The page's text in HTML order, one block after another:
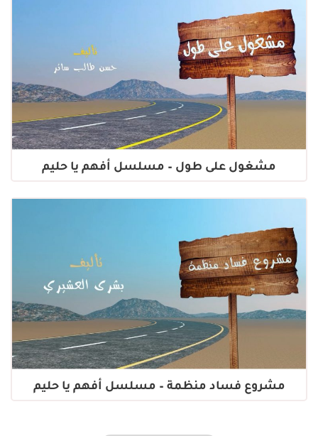
مشغول على طول – مسلسل أفهم يا حليم
مشروع فساد منظمة – مسلسل أفهم يا حليم